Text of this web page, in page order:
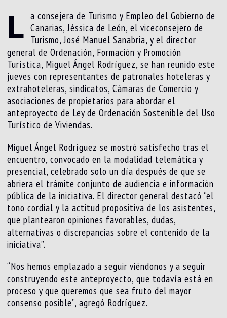
L a consejera de Turismo y Empleo del Gobierno de
Canarias, Jéssica de León, el viceconsejero de
Turismo, José Manuel Sanabria, y el director
general de Ordenación, Formación y Promoción
Turística, Miguel Ángel Rodríguez, se han reunido este
jueves con representantes de patronales hoteleras y
extrahoteleras, sindicatos, Cámaras de Comercio y
asociaciones de propietarios para abordar el
anteproyecto de Ley de Ordenación Sostenible del Uso
Turístico de Viviendas.
Miguel Ángel Rodríguez se mostró satisfecho tras el
encuentro, convocado en la modalidad telemática y
presencial, celebrado solo un día después de que se
abriera el trámite conjunto de audiencia e información
pública de la iniciativa. El director general destacó “el
tono cordial y la actitud propositiva de los asistentes,
que plantearon opiniones favorables, dudas,
alternativas o discrepancias sobre el contenido de la
iniciativa”.
“Nos hemos emplazado a seguir viéndonos y a seguir
construyendo este anteproyecto, que todavía está en
proceso y que queremos que sea fruto del mayor
consenso posible”, agregó Rodríguez.